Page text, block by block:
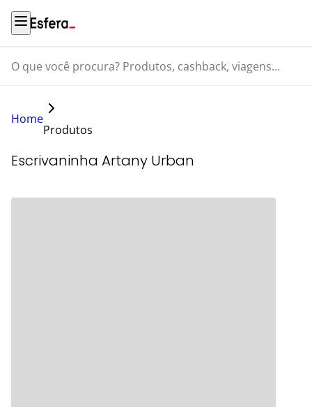
O que você procura? Produtos, cashback, viagens...
Home
Produtos
Escrivaninha Artany Urban